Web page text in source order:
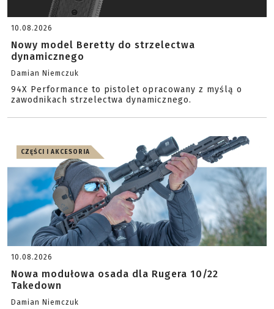
10.08.2026
Nowy model Beretty do strzelectwa
dynamicznego
Damian Niemczuk
94X Performance to pistolet opracowany z myślą o
zawodnikach strzelectwa dynamicznego.
CZĘŚCI I AKCESORIA
10.08.2026
Nowa modułowa osada dla Rugera 10/22
Takedown
Damian Niemczuk